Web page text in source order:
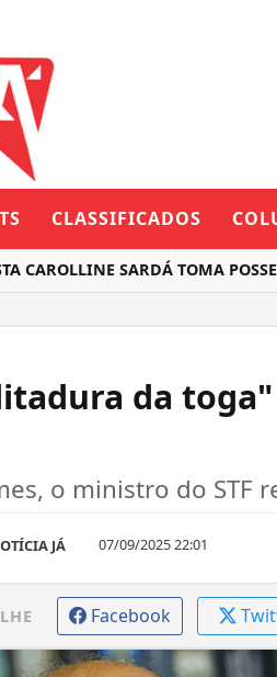
CLASSIFICADOS
SARDÁ TOMA POSSE
da
o ministro do STF
JÁ 07/09/2025 22:01
Facebook